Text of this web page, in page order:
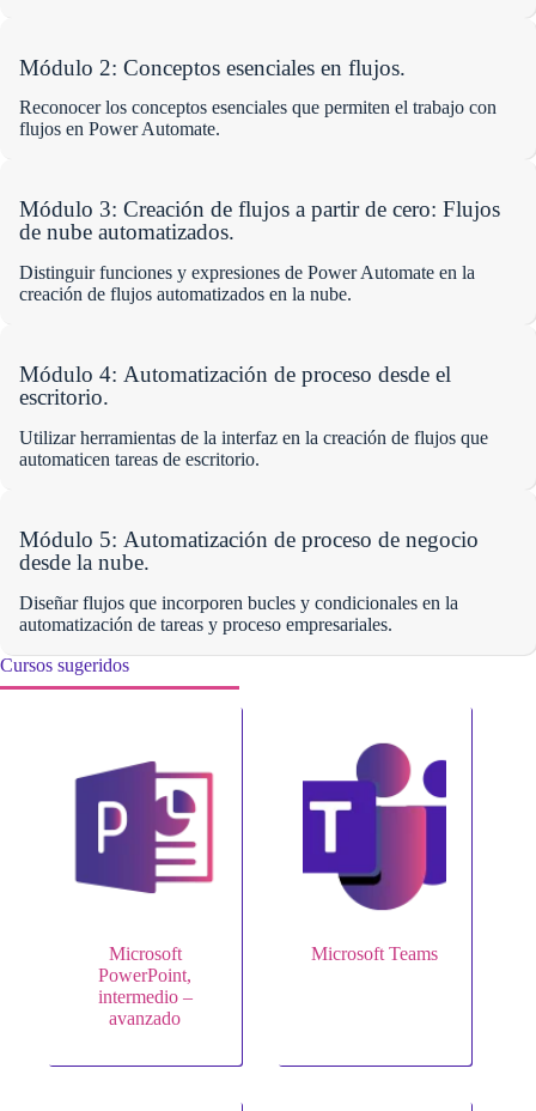
Módulo 2: Conceptos esenciales en flujos.
Reconocer los conceptos esenciales que permiten el trabajo con
flujos en Power Automate.
Módulo 3: Creación de flujos a partir de cero: Flujos
de nube automatizados.
Distinguir funciones y expresiones de Power Automate en la
creación de flujos automatizados en la nube.
Módulo 4: Automatización de proceso desde el
escritorio.
Utilizar herramientas de la interfaz en la creación de flujos que
automaticen tareas de escritorio.
Módulo 5: Automatización de proceso de negocio
desde la nube.
Diseñar flujos que incorporen bucles y condicionales en la
automatización de tareas y proceso empresariales.
Cursos sugeridos
Microsoft
PowerPoint,
intermedio –
avanzado
Microsoft Teams